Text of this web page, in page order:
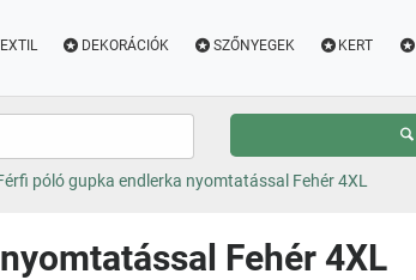
DEKORÁCIÓK SZŐNYEGEK KERT
póló gupka endlerka nyomtatással Fehér 4XL
Fehér 4XL